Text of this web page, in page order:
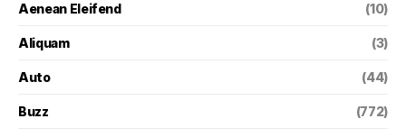
Aenean Eleifend (10)
Aliquam (3)
Auto (44)
Buzz (772)